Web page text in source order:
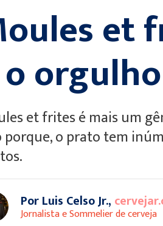
et
et frites é mais um
porque, o prato tem
Por Luis Celso Jr.,
Jornalista e Sommelier de cerveja